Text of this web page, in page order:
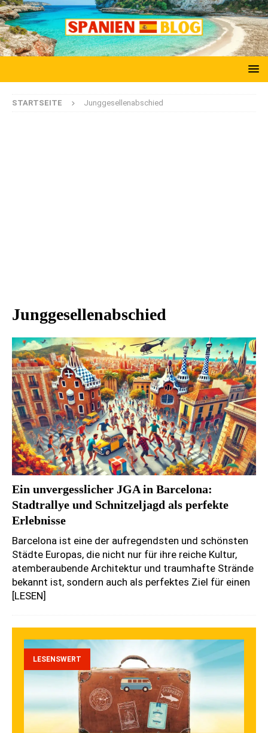
STARTSEITE Junggesellenabschied
Junggesellenabschied
Ein unvergesslicher JGA in Barcelona:
Stadtrallye und Schnitzeljagd als perfekte
Erlebnisse
Barcelona ist eine der aufregendsten und schönsten
Städte Europas, die nicht nur für ihre reiche Kultur,
atemberaubende Architektur und traumhafte Strände
bekannt ist, sondern auch als perfektes Ziel für einen
[LESEN]
LESENSWERT